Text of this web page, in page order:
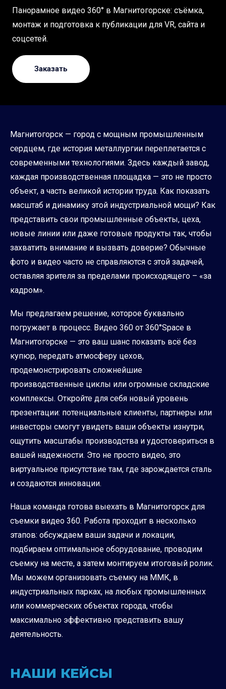
Панорамное видео 360° в Магнитогорске: съёмка,
монтаж и подготовка к публикации для VR, сайта и
соцсетей.
Заказать
Магнитогорск — город с мощным промышленным
сердцем, где история металлургии переплетается с
современными технологиями. Здесь каждый завод,
каждая производственная площадка — это не просто
объект, а часть великой истории труда. Как показать
масштаб и динамику этой индустриальной мощи? Как
представить свои промышленные объекты, цеха,
новые линии или даже готовые продукты так, чтобы
захватить внимание и вызвать доверие? Обычные
фото и видео часто не справляются с этой задачей,
оставляя зрителя за пределами происходящего – «за
кадром».
Мы предлагаем решение, которое буквально
погружает в процесс. Видео 360 от 360°Space в
Магнитогорске — это ваш шанс показать всё без
купюр, передать атмосферу цехов,
продемонстрировать сложнейшие
производственные циклы или огромные складские
комплексы. Откройте для себя новый уровень
презентации: потенциальные клиенты, партнеры или
инвесторы смогут увидеть ваши объекты изнутри,
ощутить масштабы производства и удостовериться в
вашей надежности. Это не просто видео, это
виртуальное присутствие там, где зарождается сталь
и создаются инновации.
Наша команда готова выехать в Магнитогорск для
съемки видео 360. Работа проходит в несколько
этапов: обсуждаем ваши задачи и локации,
подбираем оптимальное оборудование, проводим
съемку на месте, а затем монтируем итоговый ролик.
Мы можем организовать съемку на ММК, в
индустриальных парках, на любых промышленных
или коммерческих объектах города, чтобы
максимально эффективно представить вашу
деятельность.
НАШИ КЕЙСЫ